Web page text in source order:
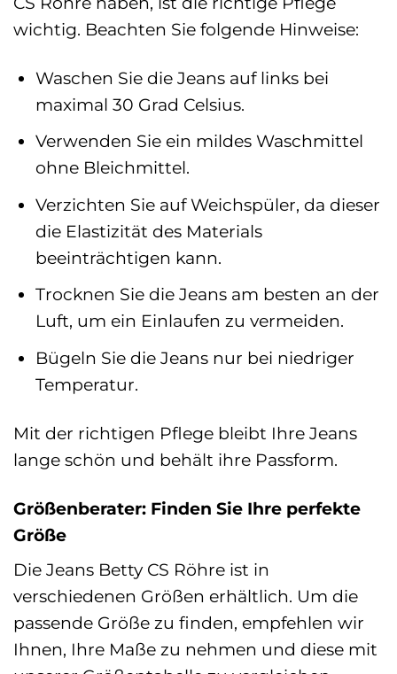
wichtig. Beachten Sie folgende Hinweise:
Waschen Sie die Jeans auf links bei
maximal 30 Grad Celsius.
Verwenden Sie ein mildes Waschmittel
ohne Bleichmittel.
Verzichten Sie auf Weichspüler, da dieser
die Elastizität des Materials
beeinträchtigen kann.
Trocknen Sie die Jeans am besten an der
Luft, um ein Einlaufen zu vermeiden.
Bügeln Sie die Jeans nur bei niedriger
Temperatur.
Mit der richtigen Pflege bleibt Ihre Jeans
lange schön und behält ihre Passform.
Größenberater: Finden Sie Ihre perfekte
Größe
Die Jeans Betty CS Röhre ist in
verschiedenen Größen erhältlich. Um die
passende Größe zu finden, empfehlen wir
Ihnen, Ihre Maße zu nehmen und diese mit